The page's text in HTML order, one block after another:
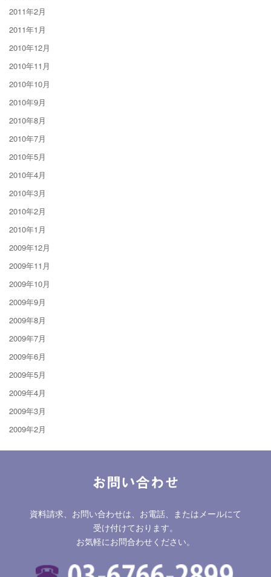
2011年2月
2011年1月
2010年12月
2010年11月
2010年10月
2010年9月
2010年8月
2010年7月
2010年5月
2010年4月
2010年3月
2010年2月
2010年1月
2009年12月
2009年11月
2009年10月
2009年9月
2009年8月
2009年7月
2009年6月
2009年5月
2009年4月
2009年3月
2009年2月
お問い合わせ
資料請求、お問い合わせは、お電話、またはメールにて
受け付けております。
お気軽にお問合わせください。